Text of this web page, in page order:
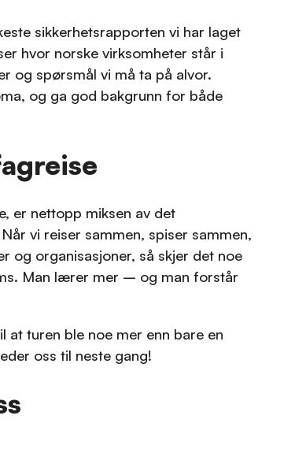
sikkerhetsrapporten vi har laget
hvor norske virksomheter står i
og spørsmål vi må ta på alvor.
og ga god bakgrunn for både
er nettopp miksen av det
vi reiser sammen, spiser sammen,
og organisasjoner, så skjer det noe
Man lærer mer – og man forstår
at turen ble noe mer enn bare en
oss til neste gang!